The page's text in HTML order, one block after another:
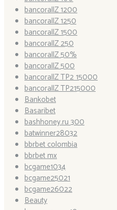
bancorallZ 1200
bancorallZ 1250
bancorallZ 1500
bancorallZ 250
bancorallZ 50%
bancorallZ 500
bancorallZ TP2 15000
bancorallZ TP215000
Bankobet
Basaribet
bashhoney.ru 300
batwinner28032
bbrbet colombia
bbrbet mx
bcgame1034
bcgame25021
bcgame26022
Beauty